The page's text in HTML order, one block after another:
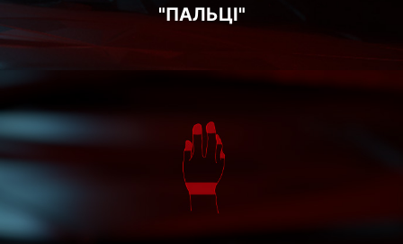
"ПАЛЬЦІ"